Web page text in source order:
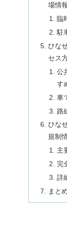
場情
臨
駐
ひな
セス
公
す
車
路
ひな
規制
主
完
詳
まと